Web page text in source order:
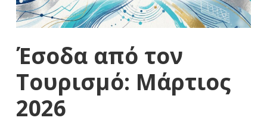
Έσοδα από τον
Τουρισμό: Μάρτιος
2026